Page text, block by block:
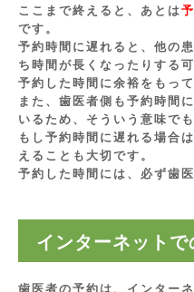
ここまで終えると、あとは
です。
予約時間に遅れると、他の
ち時間が長くなったりする
予約した時間に余裕をもっ
また、歯医者側も予約時間
いるため、そういう意味で
もし予約時間に遅れる場合
えることも大切です。
予約した時間には、必ず歯
インターネット